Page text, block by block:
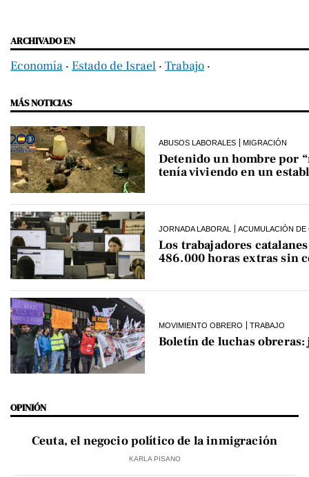
ARCHIVADO EN
Economía ‧ Estado de Israel ‧ Trabajo ‧
MÁS NOTICIAS
ABUSOS LABORALES MIGRACIÓN
Detenido un hombre por
tenía viviendo en un
JORNADA LABORAL ACUMULACIÓN DE
Los trabajadores
486.000 horas extras sin
MOVIMIENTO OBRERO TRABAJO
Boletín de luchas
OPINIÓN
Ceuta, el negocio político de la inmigración
KARLA PISANO